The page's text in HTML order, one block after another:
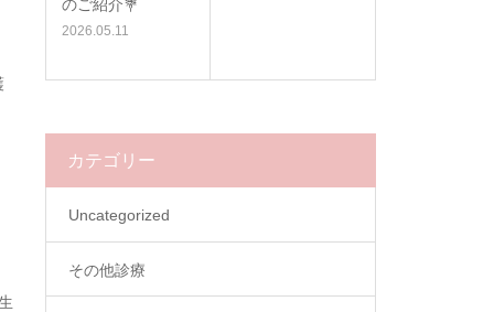
のご紹介💐
2026.05.11
カテゴリー
Uncategorized
その他診療